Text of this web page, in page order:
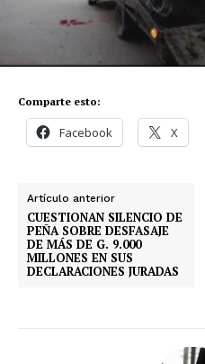
Comparte esto:
Facebook X
Artículo anterior
CUESTIONAN SILENCIO DE
PEÑA SOBRE DESFASAJE
DE MÁS DE G. 9.000
MILLONES EN SUS
DECLARACIONES JURADAS